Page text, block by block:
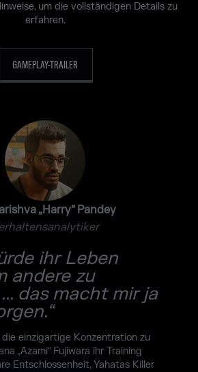
um die vollständigen Details zu
erfahren.
GAMEPLAY-TRAILER
„Harry“ Pandey
ihr Leben
andere zu
das macht mir ja
die einzigartige Konzentration zu
„Azami“ Fujiwara ihr Training
Entschlossenheit, Yahatas Killer